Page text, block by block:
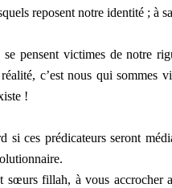
reposent notre identité ; à
se pensent victimes de notre
c’est nous qui
!
si ces prédicateurs seront
sœurs fillah, à vous accrocher